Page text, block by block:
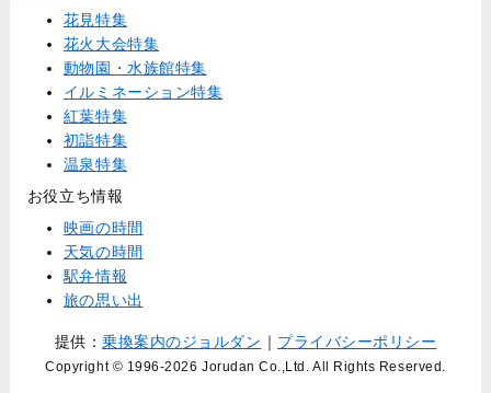
花見特集
花火大会特集
動物園・水族館特集
イルミネーション特集
紅葉特集
初詣特集
温泉特集
お役立ち情報
映画の時間
天気の時間
駅弁情報
旅の思い出
提供：乗換案内のジョルダン ｜ プライバシーポリシー
Copyright © 1996-2026 Jorudan Co.,Ltd. All Rights Reserved.